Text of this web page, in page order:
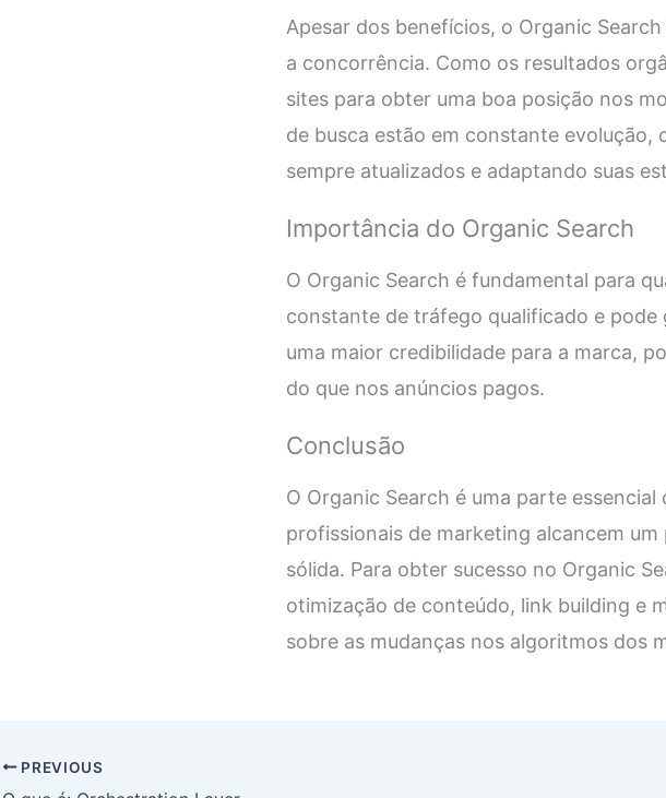
Apesar dos benefícios, o Organic
a concorrência. Como os resultados
sites para obter uma boa posição nos
de busca estão em constante evolução,
sempre atualizados e adaptando suas
Importância do Organic Search
O Organic Search é fundamental para
constante de tráfego qualificado e pode
uma maior credibilidade para a marca,
do que nos anúncios pagos.
Conclusão
O Organic Search é uma parte
profissionais de marketing alcancem
sólida. Para obter sucesso no Organic
otimização de conteúdo, link building e
sobre as mudanças nos algoritmos dos
PREVIOUS